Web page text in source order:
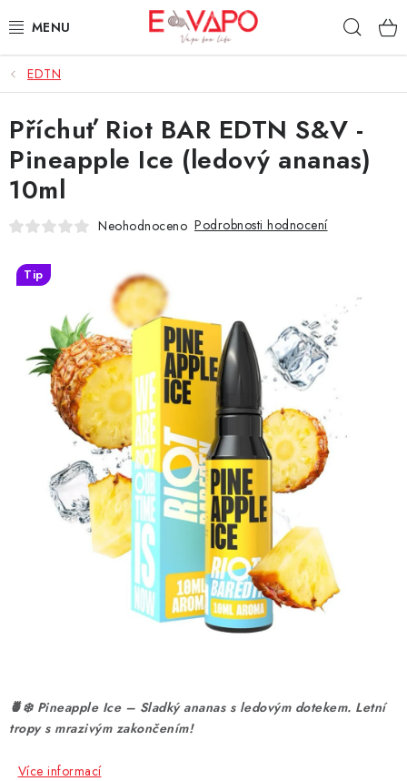
na
3D TISK
TIPY ZA DOBROU CENU
AROMATA A PŘÍCHUTĚ
BÁZE
E-LIQUIDY
E-CIGARETY
NIKOTINOVÉ SÁČKY
DÁRKOVÉ VOUCHERY
ATOMIZÉRY A CARTRIDGE
BATERIE A NABÍJEČKY
PŘÍSLUŠENSTVÍ
EDTN
🍍❄️ Pineapple Ice – Sladký ananas s ledovým dotekem. Letní
tropy s mrazivým zakončením!
Více informací
Příchuť Riot BAR EDTN S&V -
Pineapple Ice (ledový ananas)
10ml
Neohodnoceno Podrobnosti hodnocení
Tip